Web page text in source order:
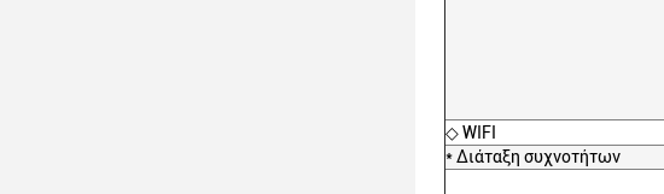
◇ WIFI
* Διάταξη συχνοτήτων